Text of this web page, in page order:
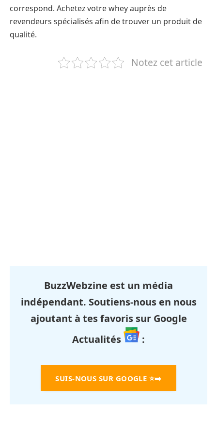
correspond. Achetez votre whey auprès de
revendeurs spécialisés afin de trouver un produit de
qualité.
Notez cet article
BuzzWebzine est un média
indépendant. Soutiens-nous en nous
ajoutant à tes favoris sur Google
Actualités
:
SUIS-NOUS SUR GOOGLE ⭐➡️